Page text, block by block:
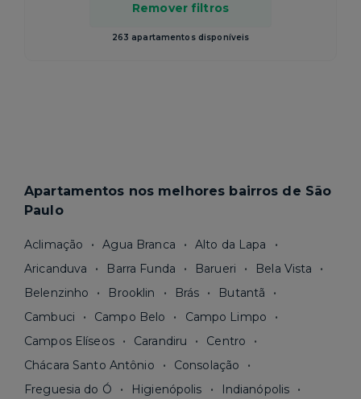
Remover filtros
263 apartamentos disponíveis
Apartamentos nos melhores bairros de São
Paulo
Aclimação Agua Branca
Alto da Lapa
Aricanduva
Barra Funda Barueri
Bela Vista
Belenzinho
Brooklin Brás
Butantã
Cambuci
Campo Belo
Campo Limpo
Campos Elíseos
Carandiru
Centro
Chácara Santo Antônio
Consolação
Freguesia do Ó
Higienópolis
Indianópolis